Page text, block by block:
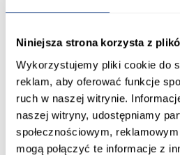
Niniejsza strona korzysta z
Wykorzystujemy pliki cookie do
reklam, aby oferować funkcje
ruch w naszej witrynie.
naszej witryny, udostępniamy
społecznościowym,
mogą połączyć te informacje z
Szerokość [cm]:
140.00
78.00